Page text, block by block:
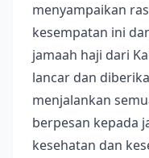
menyampaikan
kesempatan ini
jamaah haji dari
lancar dan
menjalankan
berpesan kepada
kesehatan dan